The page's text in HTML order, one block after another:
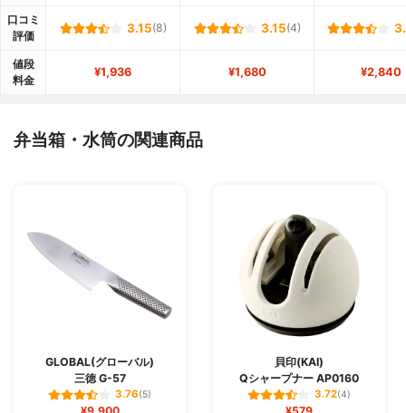
口コミ
評価
3.15(8) 3.15(4)
値段
料金
¥1,936 ¥1,680 ¥2,840
弁当箱・水筒の関連商品
GLOBAL(グローバル)
三徳 G-57
3.76(5)
貝印(KAI)
Qシャープナー AP0160
3.72(4)